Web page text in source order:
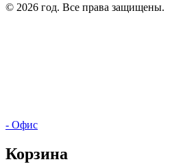
© 2026 год. Все права защищены.
- Офис
Корзина